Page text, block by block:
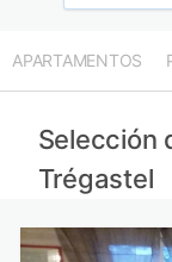
APARTAMENTOS
Selección
Trégastel